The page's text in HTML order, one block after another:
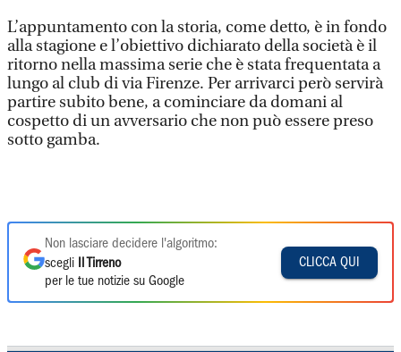
L’appuntamento con la storia, come detto, è in fondo
alla stagione e l’obiettivo dichiarato della società è il
ritorno nella massima serie che è stata frequentata a
lungo al club di via Firenze. Per arrivarci però servirà
partire subito bene, a cominciare da domani al
cospetto di un avversario che non può essere preso
sotto gamba.
Non lasciare decidere l'algoritmo:
scegli
Il Tirreno
per le tue notizie su Google
CLICCA QUI